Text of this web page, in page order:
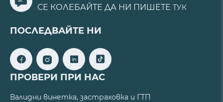
СЕ КОЛЕБАЙТЕ ДА НИ ПИШЕТЕ ТУК
ПОСЛЕДВАЙТЕ НИ
ПРОВЕРИ ПРИ НАС
Валидни винетка, застраховка и ГТП